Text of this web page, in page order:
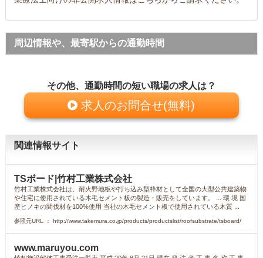
周辺情報や、最寄駅からの通勤時間
その他、通勤時間の短い職場の求人は？
求人のお問合せ(無料)
関連情報サイト
TSボード|竹村工業株式会社
竹村工業株式会社は、耐火野地板や打ち込み型枠材として全国の大型公共建築物
や住宅に使用されている木毛セメント板の製造・販売をしています。 ... 環 境 国
産ヒノキの間伐材を100%使用 当社の木毛セメント板で使用されている木質 ...
参照元URL ： http://www.takemura.co.jp/products/productslist/roofsubstrate/tsboard/
www.maruyou.com